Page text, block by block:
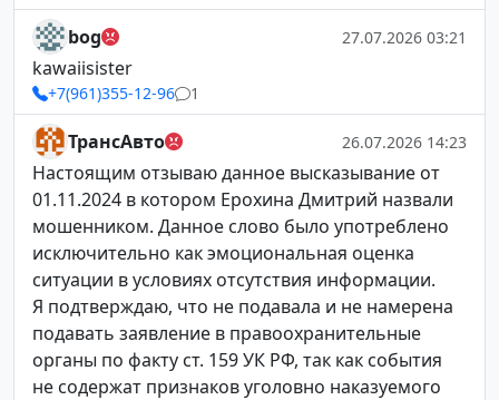
bog 27.07.2026 03:21
kawaiisister
+7(961)355-12-96 1
ТрансАвто 26.07.2026 14:23
Настоящим отзываю данное высказывание от
01.11.2024 в котором Ерохина Дмитрий назвали
мошенником. Данное слово было употреблено
исключительно как эмоциональная оценка
ситуации в условиях отсутствия информации.
Я подтверждаю, что не подавала и не намерена
подавать заявление в правоохранительные
органы по факту ст. 159 УК РФ, так как события
не содержат признаков уголовно наказуемого